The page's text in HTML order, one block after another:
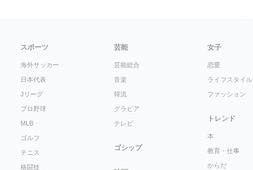
スポーツ
海外サッカー
日本代表
Jリーグ
プロ野球
MLB
ゴルフ
テニス
格闘技
芸能
芸能総合
音楽
韓流
グラビア
テレビ
ゴシップ
女子
恋愛
ライフスタイル
ファッション
トレンド
本
教育・仕事
からだ